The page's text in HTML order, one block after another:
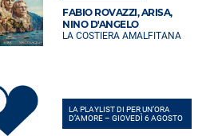
FABIO ROVAZZI, ARISA,
NINO D'ANGELO
LA COSTIERA AMALFITANA
LA PLAYLIST DI PER UN’ORA
D’AMORE – GIOVEDÌ 6 AGOSTO